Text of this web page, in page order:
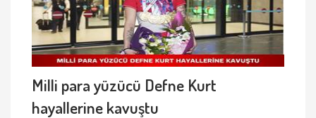
Milli para yüzücü Defne Kurt
hayallerine kavuştu